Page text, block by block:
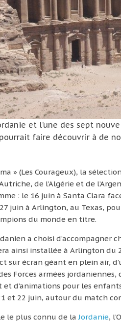
et l’une des sept
faire découvrir à de
» (Les Courageux), la
de l’Algérie et de
: le 16 juin à Santa Clara
juin à Arlington, au Texas,
du monde en titre.
a choisi
ainsi installée à Arlington
sur écran géant en plein air,
Forces armées
d’animations pour les
et 22 juin, autour du match
le plus connu de laJordanie,